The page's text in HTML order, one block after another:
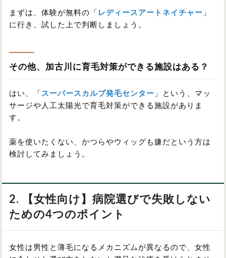
まずは、体験が無料の「 レディースアートネイチャー 」
に行き、試した上で判断しましょう。
その他、加古川に育毛対策ができる施設はある？
はい、「 スーパースカルプ発毛センター 」という、マッ
サージや人工太陽光で育毛対策ができる施設がありま
す。
薬を使いたくない、かつらやウィッグも嫌だという方は
検討してみましょう。
2. 【女性向け】病院選びで失敗しない
ための4つのポイント
女性は男性と薄毛になるメカニズムが異なるので、女性